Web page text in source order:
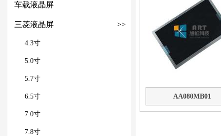
车载液晶屏
三菱液晶屏 >>
4.3寸
5.0寸
5.7寸
6.5寸
7.0寸
7.8寸
AA080MB01